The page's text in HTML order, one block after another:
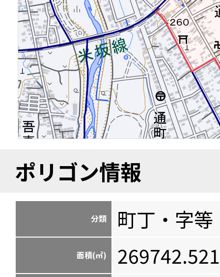
ポリゴン情報
分類 町丁・字等
面積(㎡) 269742.521